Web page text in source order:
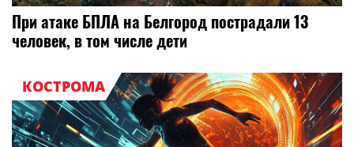
При атаке БПЛА на Белгород пострадали 13
человек, в том числе дети
КОСТРОМА